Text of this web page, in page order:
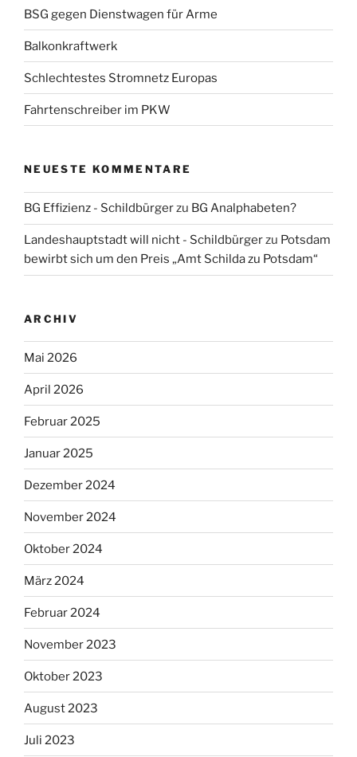
BSG gegen Dienstwagen für Arme
Balkonkraftwerk
Schlechtestes Stromnetz Europas
Fahrtenschreiber im PKW
NEUESTE KOMMENTARE
BG Effizienz - Schildbürgerzu BG Analphabeten?
Landeshauptstadt will nicht - Schildbürgerzu Potsdam
bewirbt sich um den Preis „Amt Schilda zu Potsdam“
ARCHIV
Mai 2026
April 2026
Februar 2025
Januar 2025
Dezember 2024
November 2024
Oktober 2024
März 2024
Februar 2024
November 2023
Oktober 2023
August 2023
Juli 2023